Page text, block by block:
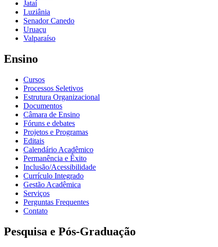
Jataí
Luziânia
Senador Canedo
Uruaçu
Valparaíso
Ensino
Cursos
Processos Seletivos
Estrutura Organizacional
Documentos
Câmara de Ensino
Fóruns e debates
Projetos e Programas
Editais
Calendário Acadêmico
Permanência e Êxito
Inclusão/Acessibilidade
Currículo Integrado
Gestão Acadêmica
Serviços
Perguntas Frequentes
Contato
Pesquisa e Pós-Graduação